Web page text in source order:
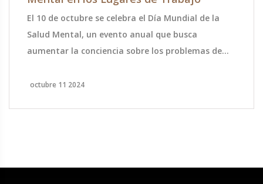
El 10 de octubre se celebra el Día Mundial de la
Salud Mental, un evento anual que busca
aumentar la conciencia sobre los problemas de
nivel mundial. Este año, la OMS pone el foco en la
promuevan el diálogo abierto sobre salud mental.
octubre 11 2024